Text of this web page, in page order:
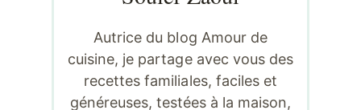
Autrice du blog Amour de
cuisine, je partage avec vous des
recettes familiales, faciles et
généreuses, testées à la maison,